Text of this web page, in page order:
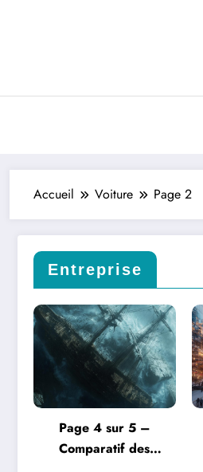
Accueil Voiture Page 2
Entreprise
Page 4 sur 5 –
Comparatif des